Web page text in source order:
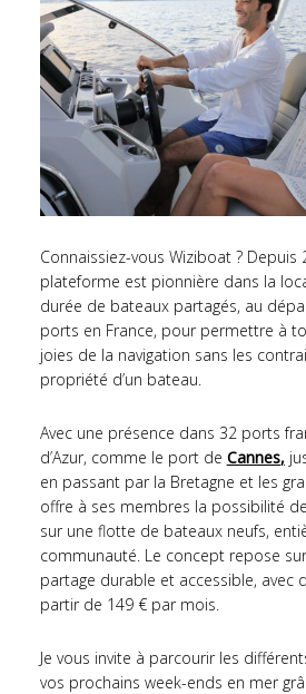
Connaissiez-vous Wiziboat ? Depuis
plateforme est pionnière dans la
durée de bateaux partagés, au
ports en France, pour permettre à
joies de la navigation sans les
propriété d’un bateau.
Avec une présence dans 32 ports
d’Azur, comme le port de Cannes,
en passant par la Bretagne et les
offre à ses membres la possibilité
sur une flotte de bateaux neufs,
communauté. Le concept repose
partage durable et accessible, avec
partir de 149 € par mois.
Je vous invite à parcourir les
vos prochains week-ends en mer